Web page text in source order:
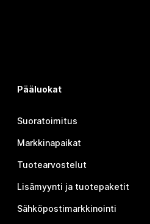
Pääluokat
Suoratoimitus
Markkinapaikat
Tuotearvostelut
Lisämyynti ja tuotepaketit
Sähköpostimarkkinointi